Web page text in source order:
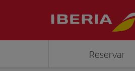
Reservar